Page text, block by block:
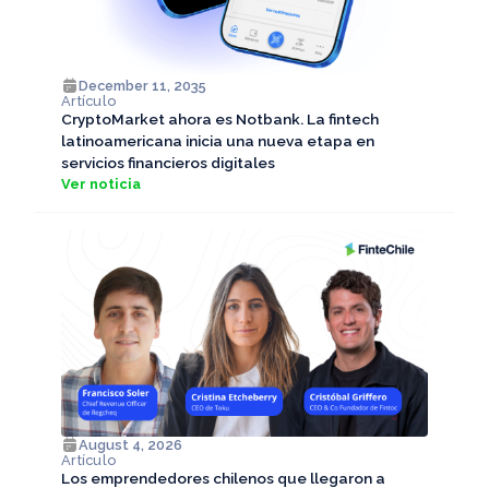
December 11, 2035
Artículo
CryptoMarket ahora es Notbank. La fintech
latinoamericana inicia una nueva etapa en
servicios financieros digitales
Ver noticia
August 4, 2026
Artículo
Los emprendedores chilenos que llegaron a